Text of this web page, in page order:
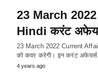
23 March
Hindi करंट
23 March 2022 Current
को कवर करेगी। इन करंट
4 years ago